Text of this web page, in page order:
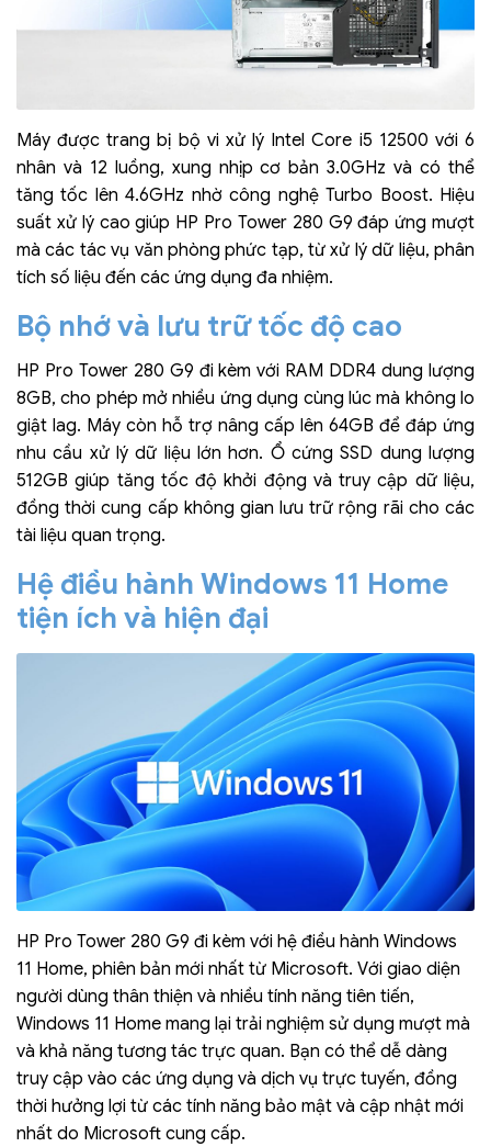
Máy được trang bị bộ vi xử lý Intel Core i5 12500 với 6
nhân và 12 luồng, xung nhịp cơ bản 3.0GHz và có thể
tăng tốc lên 4.6GHz nhờ công nghệ Turbo Boost. Hiệu
suất xử lý cao giúp HP Pro Tower 280 G9 đáp ứng mượt
mà các tác vụ văn phòng phức tạp, từ xử lý dữ liệu, phân
tích số liệu đến các ứng dụng đa nhiệm.
Bộ nhớ và lưu trữ tốc độ cao
HP Pro Tower 280 G9 đi kèm với RAM DDR4 dung lượng
8GB, cho phép mở nhiều ứng dụng cùng lúc mà không lo
giật lag. Máy còn hỗ trợ nâng cấp lên 64GB để đáp ứng
nhu cầu xử lý dữ liệu lớn hơn. Ổ cứng SSD dung lượng
512GB giúp tăng tốc độ khởi động và truy cập dữ liệu,
đồng thời cung cấp không gian lưu trữ rộng rãi cho các
tài liệu quan trọng.
Hệ điều hành Windows 11 Home
tiện ích và hiện đại
HP Pro Tower 280 G9 đi kèm với hệ điều hành Windows
11 Home, phiên bản mới nhất từ Microsoft. Với giao diện
người dùng thân thiện và nhiều tính năng tiên tiến,
Windows 11 Home mang lại trải nghiệm sử dụng mượt mà
và khả năng tương tác trực quan. Bạn có thể dễ dàng
truy cập vào các ứng dụng và dịch vụ trực tuyến, đồng
thời hưởng lợi từ các tính năng bảo mật và cập nhật mới
nhất do Microsoft cung cấp.